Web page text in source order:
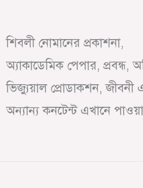
শিবলী নোমানের প্রকাশনা,
অ্যাকাডেমিক পেপার, প্রবন্ধ,
ভিজ্যুয়াল প্রোডাকশন, জীবনী
অন্যান্য কনটেন্ট এখানে